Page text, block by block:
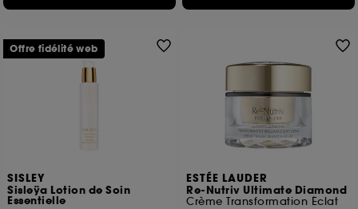
SISLEY
Sisleÿa Lotion de Soin
Essentielle
Offre fidélité web
ESTÉE LAUDER
Re-Nutriv Ultimate Diamond
Crème Transformation Éclat